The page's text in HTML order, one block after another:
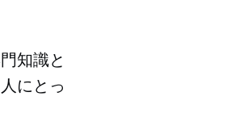
知識と
にとっ